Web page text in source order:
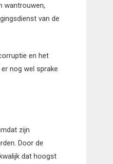
wantrouwen,
van de
en het
nog wel sprake
zijn
Door de
dat hoogst